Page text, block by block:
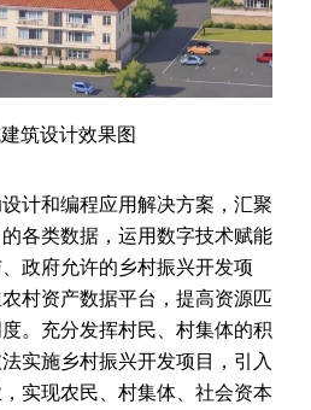
筑设计效果图
和编程应用解决方案，汇聚
各类数据，运用数字技术赋能
政府允许的乡村振兴开发项
村资产数据平台，提高资源匹
。充分发挥村民、村集体的积
实施乡村振兴开发项目，引入
实现农民、村集体、社会资本